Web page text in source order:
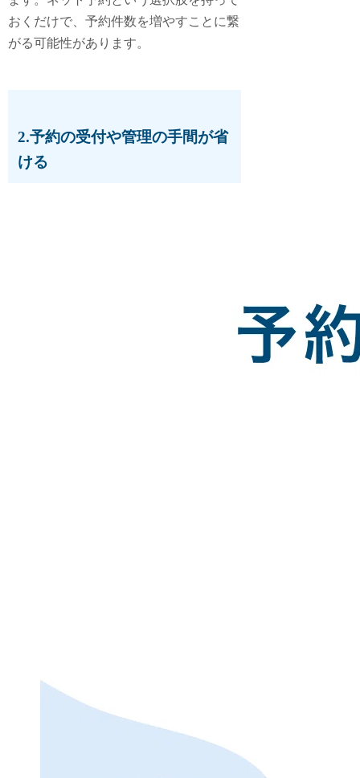
おくだけで、予約件数を増やすことに繋
がる可能性があります。
2.予約の受付や管理の手間が省
ける